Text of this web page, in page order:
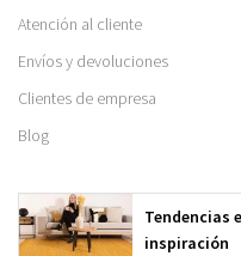
Atención al cliente
Envíos y devoluciones
Clientes de empresa
Blog
Tendencias e
inspiración